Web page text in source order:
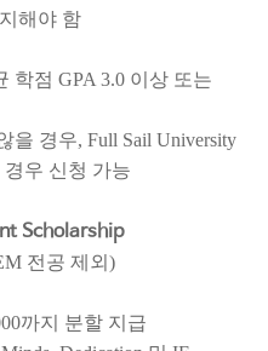
해야 함
학점 GPA 3.0 이상 또는
을 경우, Full Sail University
경우 신청 가능
Scholarship
전공 제외)
까지 분할 지급